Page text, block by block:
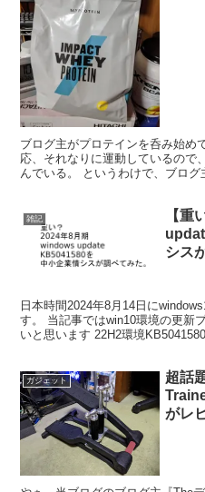
ブログ主がプロテインを呑み始め
応、それなりに運動しているので
んでいる。 というわけで、ブログ
雑記
【重
シス
日本時間2024年8月14日に
す。 当記事ではwin10環境の更新
いと思います 22H2環境
ガジェット
超話
がレ